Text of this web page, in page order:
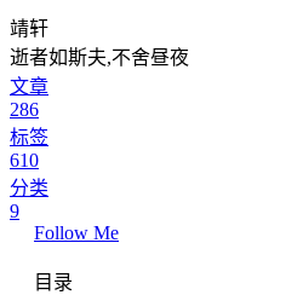
靖轩
逝者如斯夫,不舍昼夜
文章
286
标签
610
分类
9
Follow Me
目录